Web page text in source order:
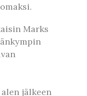
Marks
jälkeen